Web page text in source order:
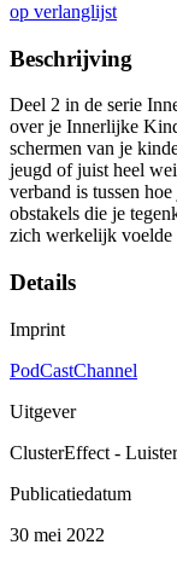
op verlanglijst
Beschrijving
Deel 2 in de serie
over je Innerlijke
schermen van je
jeugd of juist heel
verband is tussen
obstakels die je
zich werkelijk voelde
Details
Imprint
PodCastChannel
Uitgever
ClusterEffect -
Publicatiedatum
30 mei 2022